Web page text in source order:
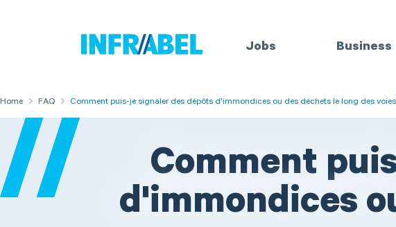
Home
Main
Jobs Business
Home FAQ
Home FAQ Comment puis-je signaler des dépôts d'immondices ou des déchets le long des
Comment
d'immondices